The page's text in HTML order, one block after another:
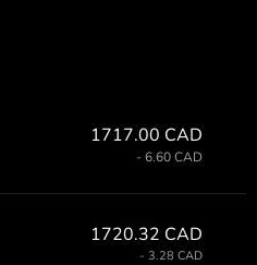
1717.00 CAD
- 6.60 CAD
1720.32 CAD
- 3.28 CAD